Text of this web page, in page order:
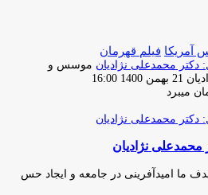
آمریکا فیلم قهرمان
موسس و
ارسال
ایمیل
21 بهمن 1400 16:00
نژادیان
ما امیدآفرینی در جامعه و ایجاد حس